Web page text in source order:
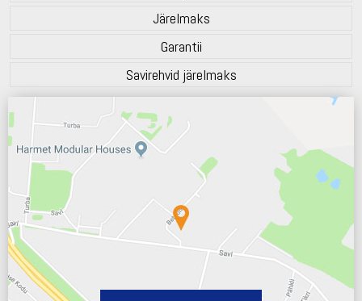
Järelmaks
Garantii
Savirehvid järelmaks